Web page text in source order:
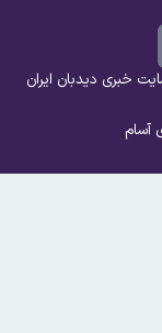
هستیم /کرونا در
خبری دیدبان ایران
آسام